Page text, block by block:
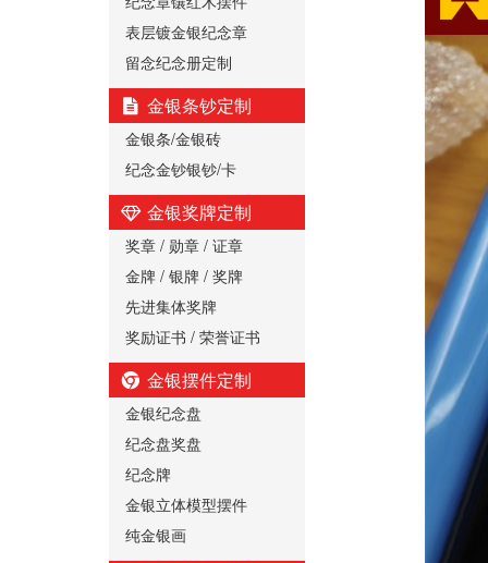
表层镀金银纪念章
留念纪念册定制
金银条钞定制
金银条/金银砖
纪念金钞银钞/卡
金银奖牌定制
奖章 / 勋章 / 证章
金牌 / 银牌 / 奖牌
先进集体奖牌
奖励证书 / 荣誉证书
金银摆件定制
金银纪念盘
纪念盘奖盘
纪念牌
金银立体模型摆件
纯金银画